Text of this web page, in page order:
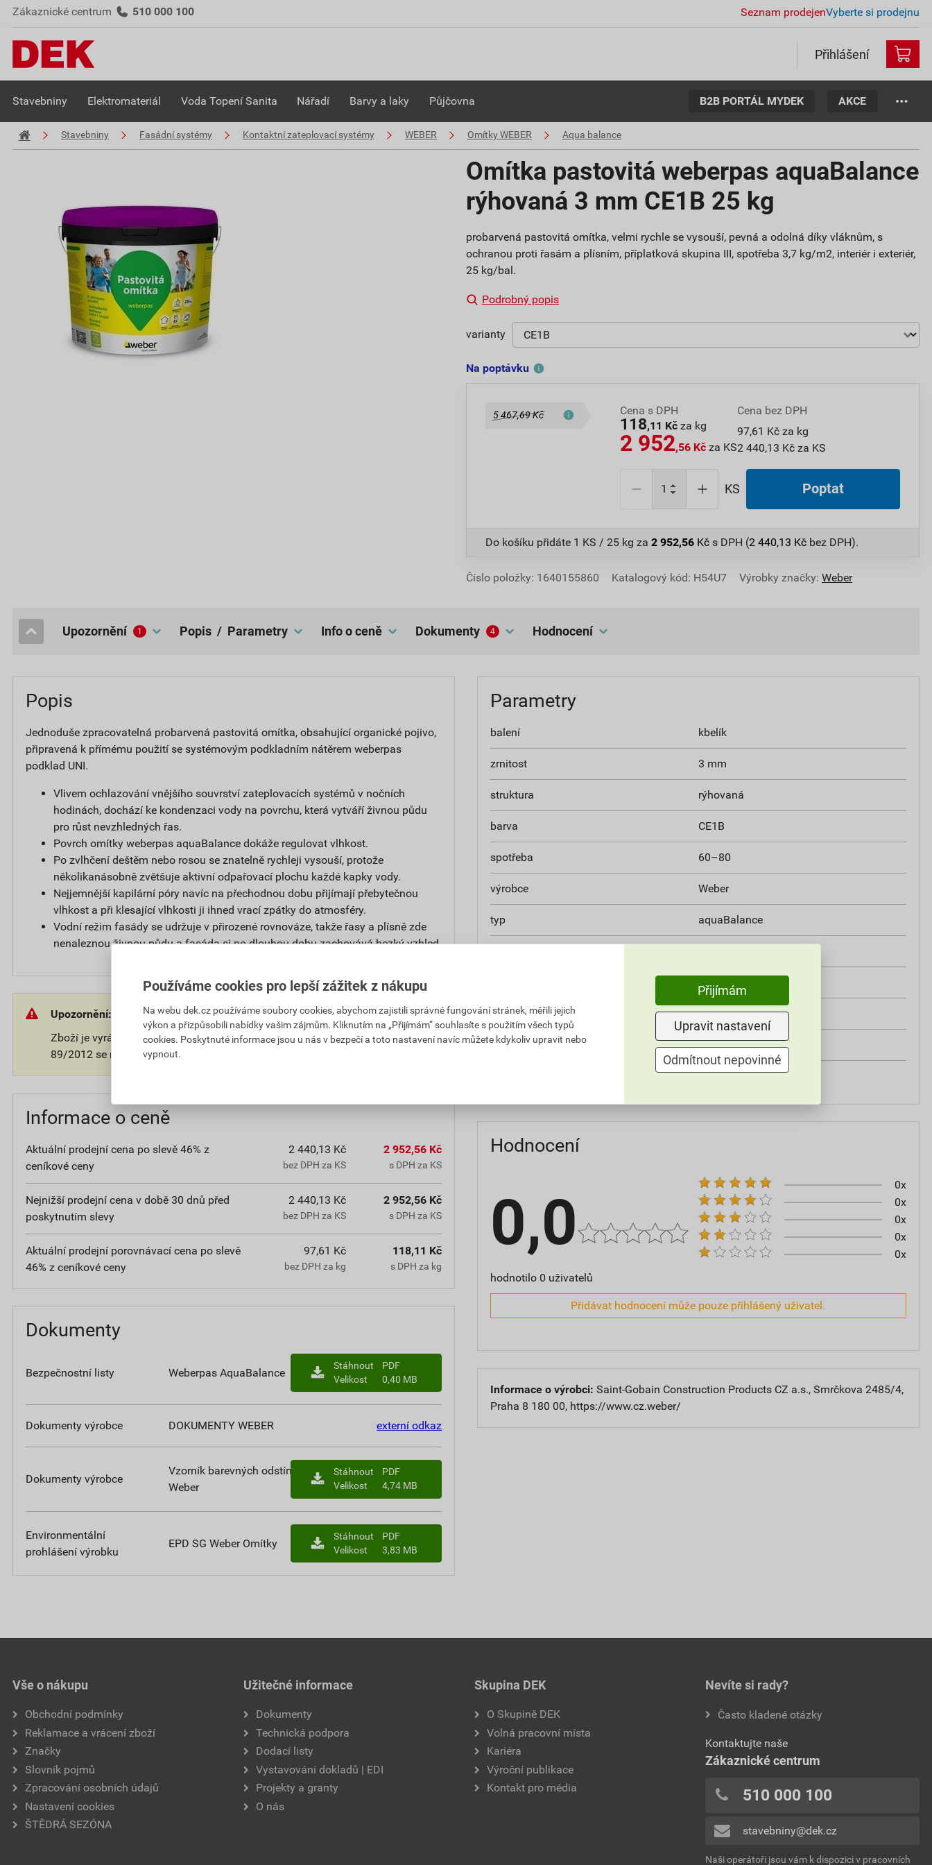
Zákaznické centrum 510 000 100 Seznam prodejenVyberte si prodejnu
Přihlášení
Stavebniny Elektromateriál Voda Topení Sanita Nářadí Barvy a laky Půjčovna B2B PORTÁL MYDEK AKCE
Stavebniny Fasádní systémy Kontaktní zateplovací systémy WEBER Omítky WEBER Aqua balance
Omítka pastovitá weberpas aquaBalance
rýhovaná 3 mm CE1B 25 kg
probarvená pastovitá omítka, velmi rychle se vysouší, pevná a odolná díky vláknům, s
ochranou proti řasám a plísním, příplatková skupina III, spotřeba 3,7 kg/m2, interiér i exteriér,
25 kg/bal.
Podrobný popis
varianty
Na poptávku
5 467,69 Kč Cena s DPH
118,11 Kč za kg
2 952,56 Kč za KS
Cena bez DPH
97,61 Kč za kg
2 440,13 Kč za KS
KS Poptat
Do košíku přidáte 1 KS / 25 kg za 2 952,56 Kč s DPH (2 440,13 Kč bez DPH).
Číslo položky: 1640155860 Katalogový kód: H54U7 Výrobky značky: Weber
popis / Parametry
upozornění 1 Info o ceně dokumenty 4 hodnocení
Popis
Jednoduše zpracovatelná probarvená pastovitá omítka, obsahující organické pojivo,
připravená k přímému použití se systémovým podkladním nátěrem weberpas
podklad UNI.
Vlivem ochlazování vnějšího souvrství zateplovacích systémů v nočních
hodinách, dochází ke kondenzaci vody na povrchu, která vytváří živnou půdu
pro růst nevzhledných řas.
Povrch omítky weberpas aquaBalance dokáže regulovat vlhkost.
Po zvlhčení deštěm nebo rosou se znatelně rychleji vysouší, protože
několikanásobně zvětšuje aktivní odpařovací plochu každé kapky vody.
Nejjemnější kapilární póry navíc na přechodnou dobu přijímají přebytečnou
vlhkost a při klesající vlhkosti ji ihned vrací zpátky do atmosféry.
Vodní režim fasády se udržuje v přirozené rovnováze, takže řasy a plísně zde
nenaleznou živnou půdu a fasáda si po dlouhou dobu zachovává hezký vzhled.
Upozornění:
Zboží je vyráběno na přání zákazníka. V souladu s občanským zákoníkem č.
89/2012 se na takové zboží nevztahuje 14-ti denní ochranná lhůta.
Informace o ceně
Aktuální prodejní cena po slevě 46% z
ceníkové ceny
2 440,13 Kč
bez DPH za KS
2 952,56 Kč
s DPH za KS
Nejnižší prodejní cena v době 30 dnů před
poskytnutím slevy
2 440,13 Kč
bez DPH za KS
2 952,56 Kč
s DPH za KS
Aktuální prodejní porovnávací cena po slevě
46% z ceníkové ceny
97,61 Kč
bez DPH za kg
118,11 Kč
s DPH za kg
Dokumenty
Bezpečnostní listy Weberpas AquaBalance
Stáhnout
PDF
Velikost
0,40 MB
Dokumenty výrobce DOKUMENTY WEBER externí odkaz
Dokumenty výrobce
Vzorník barevných odstínů
Weber
Stáhnout
PDF
Velikost
4,74 MB
Environmentální
prohlášení výrobku
EPD SG Weber Omítky
Stáhnout
PDF
Velikost
3,83 MB
Parametry
balení kbelík
zrnitost 3 mm
struktura rýhovaná
barva CE1B
spotřeba 60–80
výrobce Weber
typ aquaBalance
od +5°C do +25°C
hmotnost 25 kg
typ výrobku omítky
60–80
Hodnocení
0,0
hodnotilo 0 uživatelů
0x
0x
0x
0x
0x
Přidávat hodnocení může pouze přihlášený uživatel.
Informace o výrobci: Saint-Gobain Construction Products CZ a.s., Smrčkova 2485/4,
Praha 8 180 00, https://www.cz.weber/
Vše o nákupu
Obchodní podmínky
Reklamace a vrácení zboží
Značky
Slovník pojmů
Zpracování osobních údajů
Nastavení cookies
ŠTĚDRÁ SEZÓNA
Užitečné informace
Dokumenty
Technická podpora
Dodací listy
Vystavování dokladů | EDI
Projekty a granty
O nás
Skupina DEK
O Skupině DEK
Volná pracovní místa
Kariéra
Výroční publikace
Kontakt pro média
Nevíte si rady?
Často kladené otázky
Kontaktujte naše
Zákaznické centrum
510 000 100
stavebniny@dek.cz
Naši operátoři jsou vám k dispozici v pracovních
Používáme cookies pro lepší zážitek z nákupu
Na webu dek.cz používáme soubory cookies, abychom zajistili správné fungování stránek, měřili jejich
výkon a přizpůsobili nabídky vašim zájmům. Kliknutím na „Přijímám“ souhlasíte s použitím všech typů
cookies. Poskytnuté informace jsou u nás v bezpečí a toto nastavení navíc můžete kdykoliv upravit nebo
vypnout.
Přijímám
Upravit nastavení
Odmítnout nepovinné